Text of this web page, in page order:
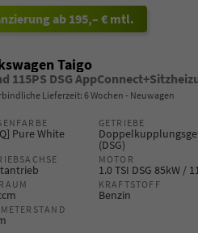
ab 195,– € mtl.
Taigo
Lieferzeit: 6 Wochen Neuwagen
Pure White
GETRIEBE
(DSG)
MOTOR
1.0 TSI DSG 85kW /
KRAFTSTOFF
Benzin